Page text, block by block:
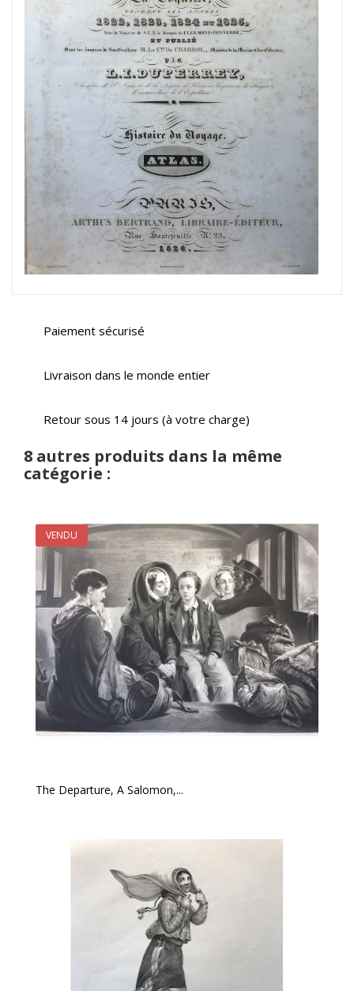
Paiement sécurisé
Livraison dans le monde entier
Retour sous 14 jours (à votre charge)
8 autres produits dans la même
catégorie :
The Departure, A Salomon,...
VENDU